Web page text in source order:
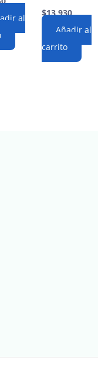
is: al
Original
price
was:
$13,930Current
is:
Añadir al
carrito